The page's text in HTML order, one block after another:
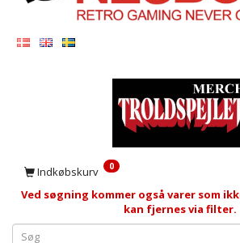
Indkøbskurv 0
Ved søgning kommer også varer som
kan fjernes via filter.